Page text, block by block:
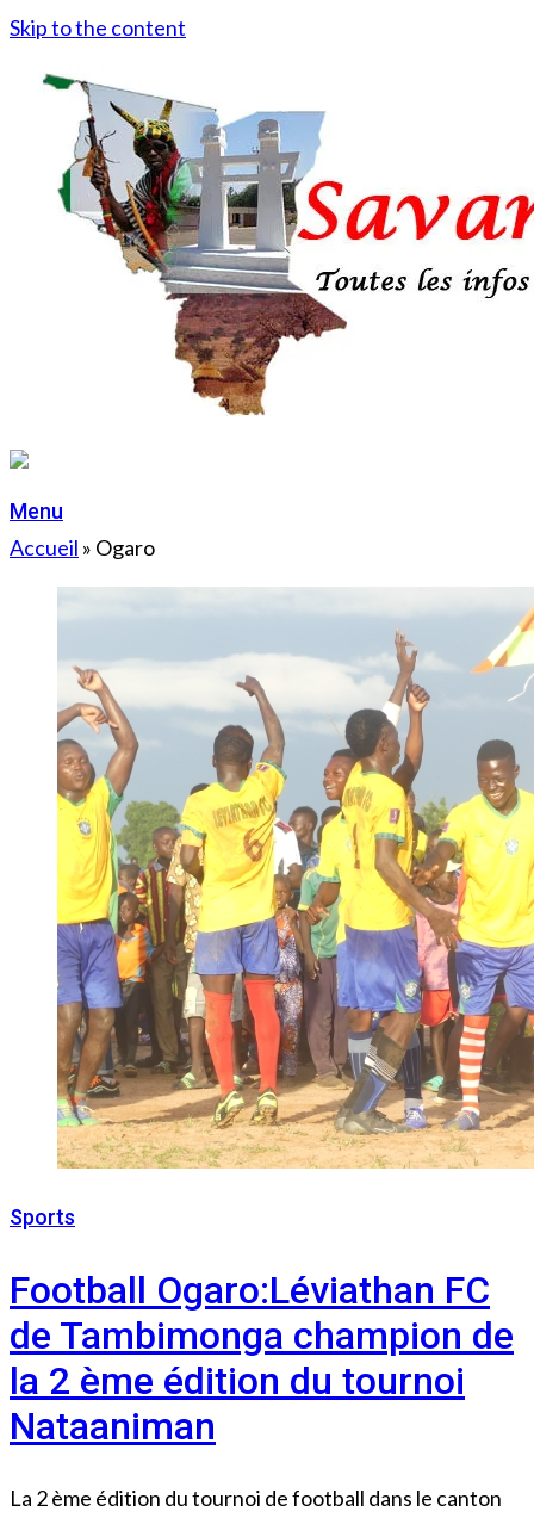
Skip to the content
Menu
Accueil » Ogaro
Sports
Football Ogaro:Léviathan FC
de Tambimonga champion de
la 2 ème édition du tournoi
Nataaniman
La 2 ème édition du tournoi de football dans le canton